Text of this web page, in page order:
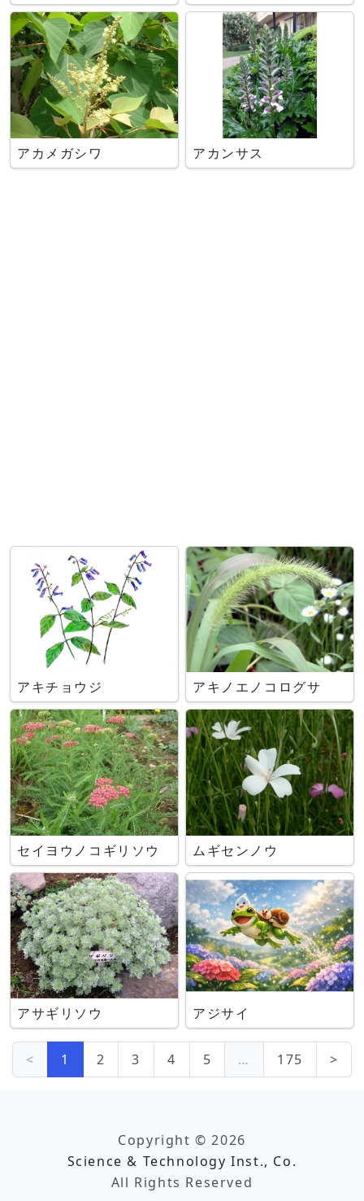
アカメガシワ アカンサス
アキチョウジ アキノエノコログサ
セイヨウノコギリソウ ムギセンノウ
アサギリソウ アジサイ
< 1 2 3 4 5 … 175 >
Copyright © 2026
Science & Technology Inst., Co.
All Rights Reserved